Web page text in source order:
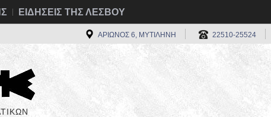
ΕΙΔΗΣΕΙΣ ΤΗΣ ΛΕΣΒΟΥ
ΑΡΙΩΝΟΣ 6, ΜΥΤΙΛΗΝΗ 22510-25524